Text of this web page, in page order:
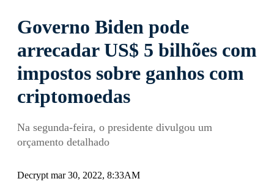
Governo Biden pode
arrecadar US$ 5 bilhões com
impostos sobre ganhos com
criptomoedas
Na segunda-feira, o presidente divulgou um
orçamento detalhado
Decrypt mar 30, 2022, 8:33AM